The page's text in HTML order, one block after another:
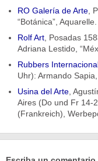
RO Galería de Arte,
“Botánica”,
Rolf Art, Posadas
Adriana Lestido,
Rubbers
Uhr): Armando
Usina del Arte,
Aires (Do und Fr 14-
(Frankreich),